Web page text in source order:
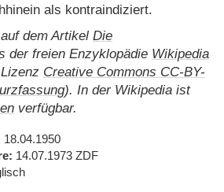
als kontraindiziert.
dem Artikel Die
der freien Enzyklopädie Wikipedia
Creative Commons CC-BY-
). In der Wikipedia ist
verfügbar.
18.04.1950
14.07.1973 ZDF